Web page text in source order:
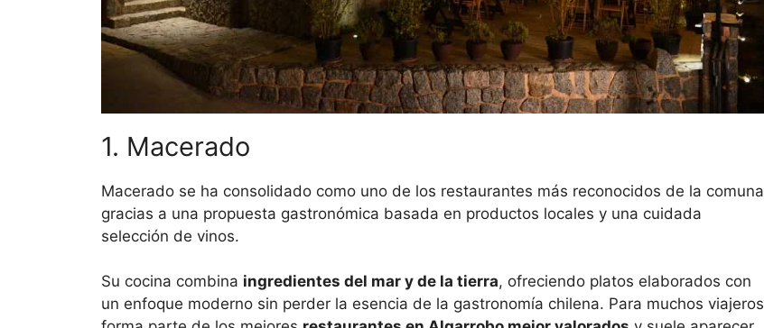
1. Macerado
Macerado se ha consolidado como uno de los restaurantes más reconocidos de la comuna
gracias a una propuesta gastronómica basada en productos locales y una cuidada
selección de vinos.
Su cocina combina ingredientes del mar y de la tierra, ofreciendo platos elaborados con
un enfoque moderno sin perder la esencia de la gastronomía chilena. Para muchos viajeros